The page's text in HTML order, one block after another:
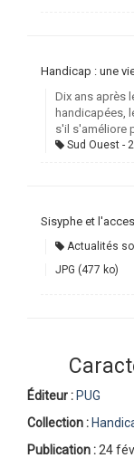
Handicap : une
Dix ans après
handicapées,
s'il s'améliore
Sud Ouest
Sisyphe et
Actualités
JPG (477 ko)
Éditeur : PUG
Collection :
Publication : 24